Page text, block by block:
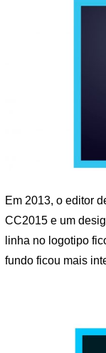
Em 2013, o editor
CC2015 e um
linha no logotipo
fundo ficou mais